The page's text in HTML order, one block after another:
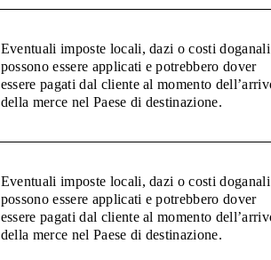
Eventuali imposte locali, dazi o costi doganali
possono essere applicati e potrebbero dover
essere pagati dal cliente al momento
della merce nel Paese di destinazione.
Eventuali imposte locali, dazi o costi doganali
possono essere applicati e potrebbero dover
essere pagati dal cliente al momento
della merce nel Paese di destinazione.